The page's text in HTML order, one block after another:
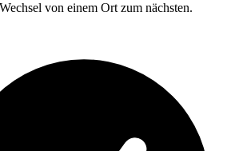
von einem Ort zum nächsten.